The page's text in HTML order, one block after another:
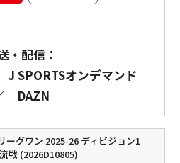
・配信：
J SPORTSオンデマンド
DAZN
ーグワン 2025-26 ディビジョン1
戦 (2026D10805)